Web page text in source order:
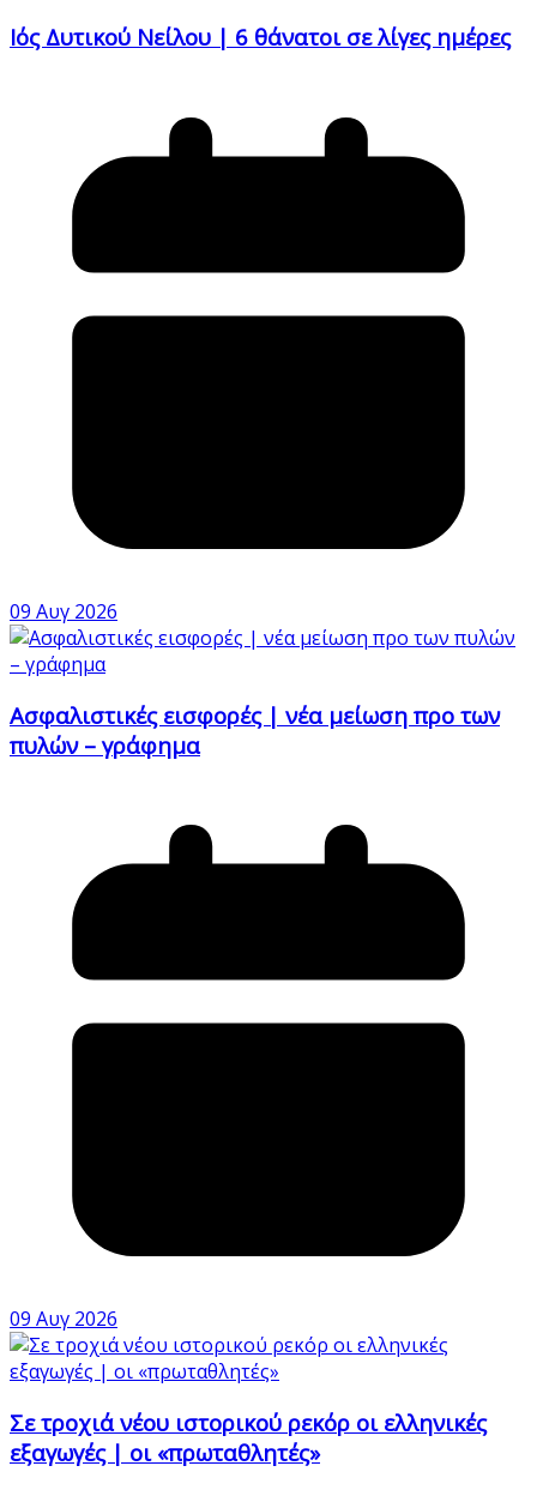
Ιός Δυτικού Νείλου | 6 θάνατοι σε λίγες ημέρες
09 Αυγ 2026
Ασφαλιστικές εισφορές | νέα μείωση προ των
πυλών – γράφημα
09 Αυγ 2026
Σε τροχιά νέου ιστορικού ρεκόρ οι ελληνικές
εξαγωγές | οι «πρωταθλητές»